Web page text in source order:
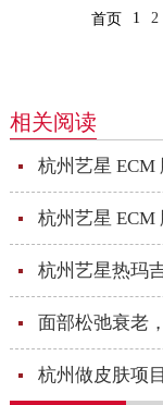
首页 1 2
相关阅读
杭州艺星 ECM
杭州艺星 ECM
杭州艺星热玛
面部松弛衰老
杭州做皮肤项